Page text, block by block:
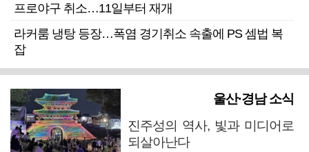
프로야구 취소…11일부터 재개
라커룸 냉탕 등장…폭염 경기취소 속출에 PS 셈법 복
잡
울산·경남 소식
진주성의 역사, 빛과 미디어로
되살아난다